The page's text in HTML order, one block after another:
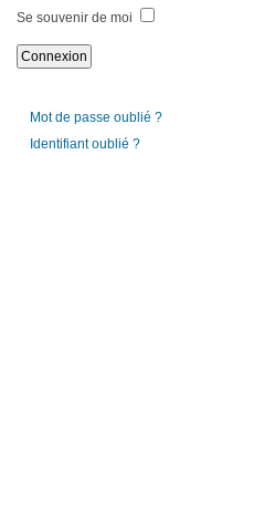
Se souvenir de moi
Mot de passe oublié ?
Identifiant oublié ?